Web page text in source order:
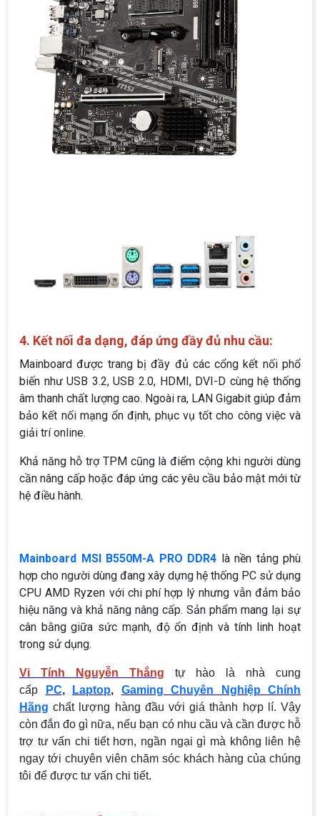
4. Kết nối đa dạng, đáp ứng đầy đủ nhu cầu:
Mainboard được trang bị đầy đủ các cổng kết nối phổ
biến như USB 3.2, USB 2.0, HDMI, DVI-D cùng hệ thống
âm thanh chất lượng cao. Ngoài ra, LAN Gigabit giúp đảm
bảo kết nối mạng ổn định, phục vụ tốt cho công việc và
giải trí online.
Khả năng hỗ trợ TPM cũng là điểm cộng khi người dùng
cần nâng cấp hoặc đáp ứng các yêu cầu bảo mật mới từ
hệ điều hành.
Mainboard MSI B550M-A PRO DDR4 là nền tảng phù
hợp cho người dùng đang xây dựng hệ thống PC sử dụng
CPU AMD Ryzen với chi phí hợp lý nhưng vẫn đảm bảo
hiệu năng và khả năng nâng cấp. Sản phẩm mang lại sự
cân bằng giữa sức mạnh, độ ổn định và tính linh hoạt
trong sử dụng.
Vi Tính Nguyễn Thắng tự hào là nhà cung
cấp
PC, Laptop, Gaming Chuyên Nghiệp Chính
Hãng chất lượng hàng đầu với giá thành hợp lí. Vậy
còn đắn đo gì nữa, nếu bạn có nhu cầu và cần được hỗ
trợ tư vấn chi tiết hơn, ngần ngại gì mà không liên hệ
ngay tới chuyên viên chăm sóc khách hàng của chúng
tôi để được tư vấn chi tiết.